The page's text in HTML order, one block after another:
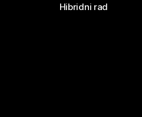
Hibridni rad